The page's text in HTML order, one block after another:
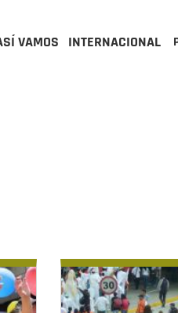
VAMOS INTERNACIONAL